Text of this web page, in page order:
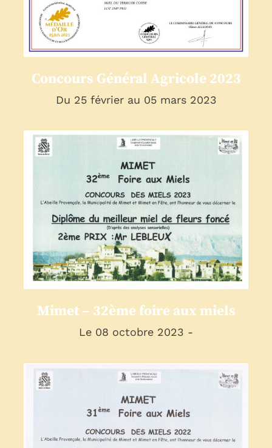
presse
Concours Général Agricole 2023
Du 25 février au 05 mars 2023
Mimet – 32ème foire aux
miels
presse
Mimet – 32ème foire aux miels
Le 08 octobre 2023 -
Mimet – 31ème foire aux